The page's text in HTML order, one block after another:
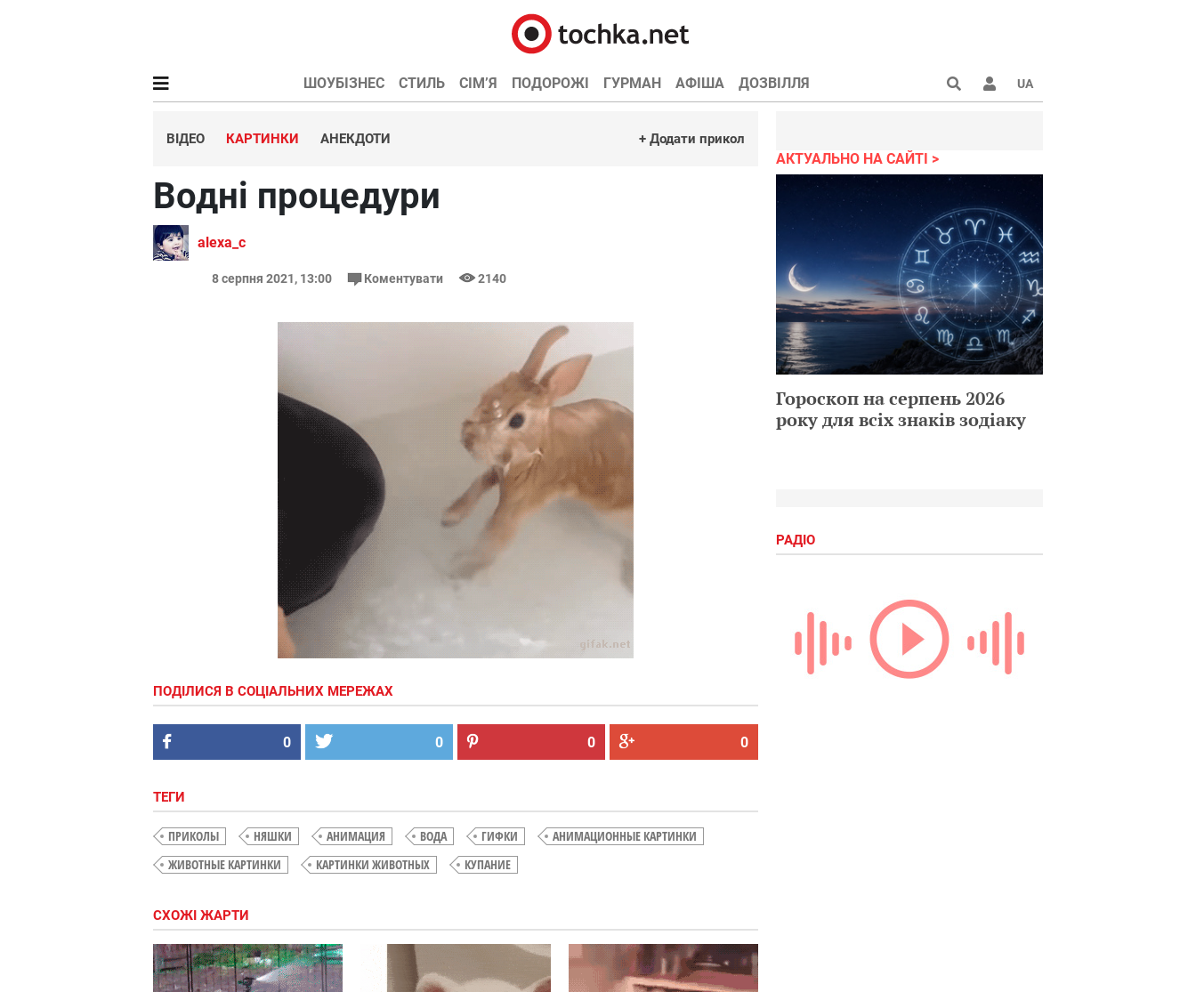
ШОУБІЗНЕС СТИЛЬ СІМ’Я ПОДОРОЖІ ГУРМАН АФІША ДОЗВІЛЛЯ UA
ВІДЕО КАРТИНКИ АНЕКДОТИ + Додати прикол
Водні процедури
alexa_c
8 серпня 2021, 13:00 Коментувати 2140
ПОДІЛИСЯ В СОЦІАЛЬНИХ МЕРЕЖАХ
0 0 0 0
ТЕГИ
ПРИКОЛЫ НЯШКИ АНИМАЦИЯ ВОДА ГИФКИ
АНИМАЦИОННЫЕ КАРТИНКИ
ЖИВОТНЫЕ КАРТИНКИ
КАРТИНКИ ЖИВОТНЫХ КУПАНИЕ
СХОЖІ ЖАРТИ
Прихований
ворог
Пухнастик
у воді
АКТУАЛЬНО НА САЙТІ
Гороскоп на серпень 2026
року для всіх знаків зодіаку
РАДІО